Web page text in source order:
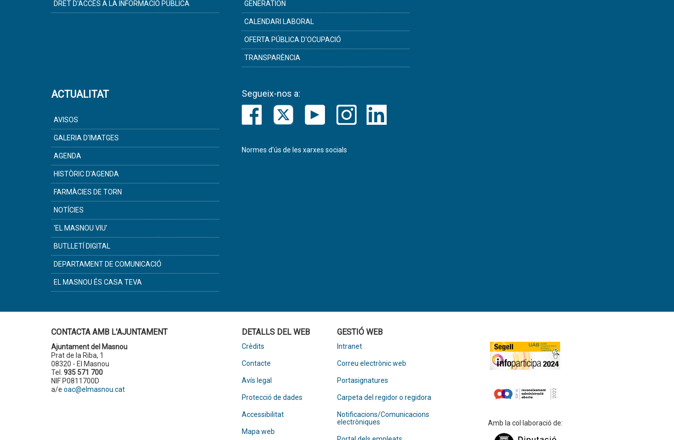
DRET D'ACCÉS A LA INFORMACIÓ PÚBLICA
GENERATION
CALENDARI LABORAL
OFERTA PÚBLICA D'OCUPACIÓ
TRANSPARÈNCIA
ACTUALITAT
AVISOS
GALERIA D'IMATGES
AGENDA
HISTÒRIC D'AGENDA
FARMÀCIES DE TORN
NOTÍCIES
'EL MASNOU VIU'
BUTLLETÍ DIGITAL
DEPARTAMENT DE COMUNICACIÓ
EL MASNOU ÉS CASA TEVA
Segueix-nos a:
Normes d’ús de les xarxes socials
CONTACTA AMB L'AJUNTAMENT
Ajuntament del Masnou
Prat de la Riba, 1
08320 - El Masnou
Tel. 935 571 700
NIF P0811700D
a/e oac@elmasnou.cat
DETALLS DEL WEB
Crèdits
Contacte
Avís legal
Protecció de dades
Accessibilitat
Mapa web
GESTIÓ WEB
Intranet
Correu electrònic web
Portasignatures
Carpeta del regidor o regidora
Notificacions/Comunicacions
electròniques
Amb la col·laboració de: